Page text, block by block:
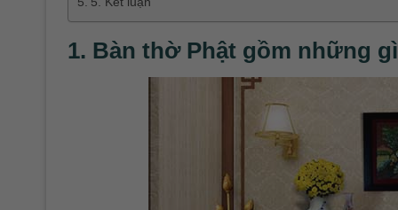
1. Bàn thờ Phật gồm những